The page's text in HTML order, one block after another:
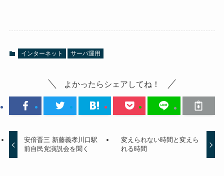
インターネット サーバ運用
よかったらシェアしてね！
安倍晋三 新藤義孝川口駅
前自民党演説会を聞く
変えられない時間と変えら
れる時間